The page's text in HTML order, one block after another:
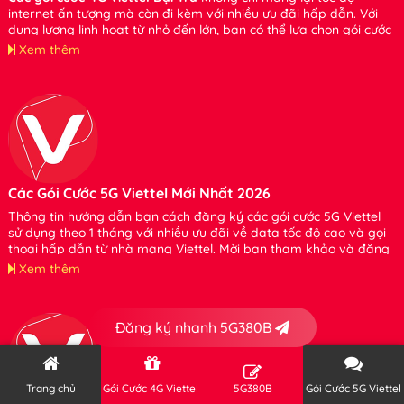
internet ấn tượng mà còn đi kèm với nhiều ưu đãi hấp dẫn. Với
dung lượng linh hoạt từ nhỏ đến lớn, bạn có thể lựa chọn gói cước
phù hợp với nhu cầu của mình mà không cần lo lắng về việc tiêu
Xem thêm
Các Gói Cước 5G Viettel Mới Nhất 2026
Thông tin hướng dẫn bạn cách đăng ký các gói cước 5G Viettel
sử dụng theo 1 tháng với nhiều ưu đãi về data tốc độ cao và gọi
thoại hấp dẫn từ nhà mạng Viettel. Mời bạn tham khảo và đăng
ký sử dụng nhé
Xem thêm
Trang chủ Gói Cước 4G Viettel
Đăng ký nhanh 5G380B
5G380B Gói Cước 5G Viettel